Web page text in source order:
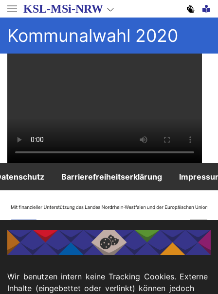
Direkt
zum
Inhalt
KSL-MSi-NRW
Kommunalwahl 2020
Footer Barrierefreiheitserklärung
Wir benutzen intern keine Tracking Cookies. Externe
Inhalte (eingebettet oder verlinkt) können jedoch